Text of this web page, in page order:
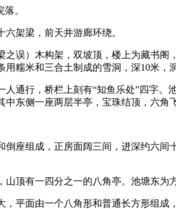
。
架梁，前天井游廊环绕。
）木构架，双坡顶，楼上为藏书阁
糯米和三合土制成的雪洞，深10米，
行，桥栏上刻有“知鱼乐处”四字。
东侧一座两层半亭，宝珠结顶，六角
组成，正房面阔三间，进深约六间
有一四分之一的八角亭。池塘东为
面由一个八角形和普通长方形组成